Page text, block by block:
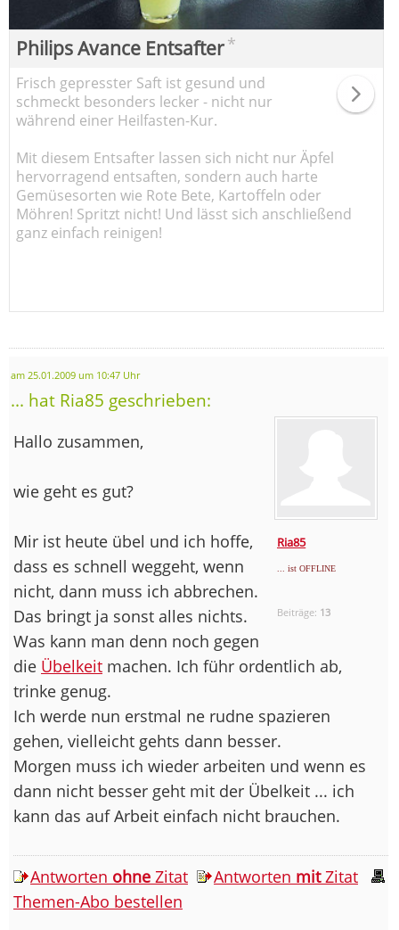
Philips Avance Entsafter*
Frisch gepresster Saft ist gesund und
schmeckt besonders lecker - nicht nur
während einer Heilfasten-Kur.
Mit diesem Entsafter lassen sich nicht nur Äpfel
hervorragend entsaften, sondern auch harte
Gemüsesorten wie Rote Bete, Kartoffeln oder
Möhren! Spritzt nicht! Und lässt sich anschließend
ganz einfach reinigen!
am 25.01.2009 um 10:47 Uhr
... hat Ria85 geschrieben:
Ria85
... ist OFFLINE
Beiträge: 13
Hallo zusammen,
wie geht es gut?
Mir ist heute übel und ich hoffe,
dass es schnell weggeht, wenn
nicht, dann muss ich abbrechen.
Das bringt ja sonst alles nichts.
Was kann man denn noch gegen
die Übelkeit machen. Ich führ ordentlich ab,
trinke genug.
Ich werde nun erstmal ne rudne spazieren
gehen, vielleicht gehts dann besser.
Morgen muss ich wieder arbeiten und wenn es
dann nicht besser geht mit der Übelkeit ... ich
kann das auf Arbeit einfach nicht brauchen.
Antworten ohne Zitat Antworten mitZitat
Themen-Abo bestellen